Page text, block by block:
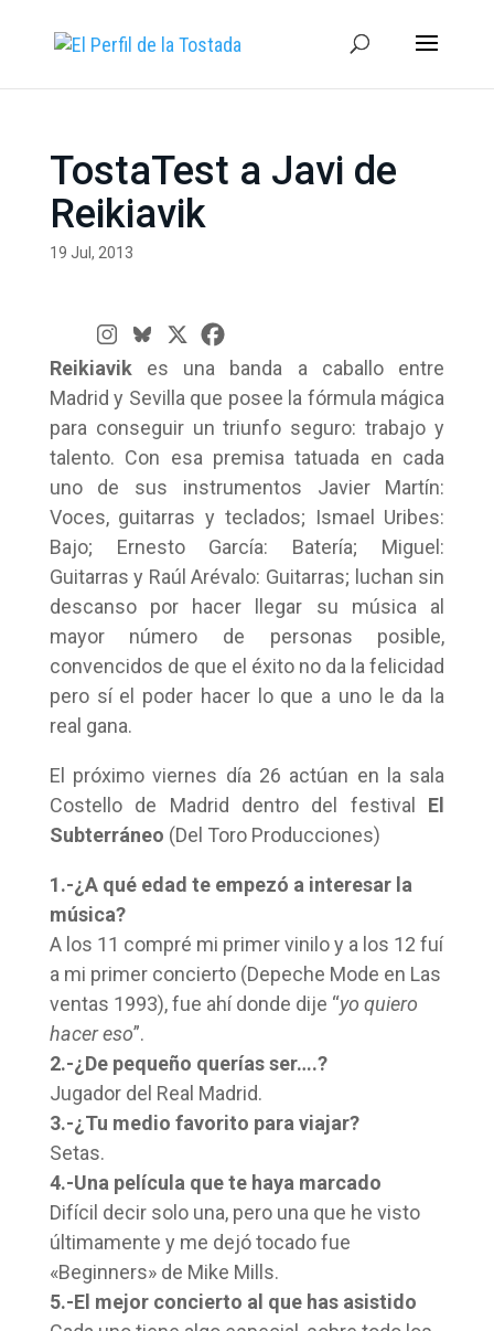
TostaTest a Javi de
Reikiavik
19 Jul, 2013
Reikiavikes una banda a caballo entre
Madrid y Sevilla que posee la fórmula mágica
para conseguir un triunfo seguro: trabajo y
talento. Con esa premisa tatuada en cada
uno de sus instrumentos Javier Martín:
Voces, guitarras y teclados; Ismael Uribes:
Bajo; Ernesto García: Batería; Miguel:
Guitarras y Raúl Arévalo: Guitarras; luchan sin
descanso por hacer llegar su música al
mayor número de personas posible,
convencidos de que el éxito no da la felicidad
pero sí el poder hacer lo que a uno le da la
real gana.
El próximo viernes día 26 actúan en la sala
Costello de Madrid dentro del festival El
Subterráneo (Del Toro Producciones)
1.-¿A qué edad te empezó a interesar la
música?
A los 11 compré mi primer vinilo y a los 12 fuí
a mi primer concierto (Depeche Mode en Las
ventas 1993), fue ahí donde dije “yo quiero
hacer eso”.
2.-¿De pequeño querías ser….?
Jugador del Real Madrid.
3.-¿Tu medio favorito para viajar?
Setas.
4.-Una película que te haya marcado
Difícil decir solo una, pero una que he visto
últimamente y me dejó tocado fue
«Beginners» de Mike Mills.
5.-El mejor concierto al que has asistido